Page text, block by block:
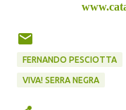
FERNANDO PESCIOTTA
VIVA! SERRA NEGRA